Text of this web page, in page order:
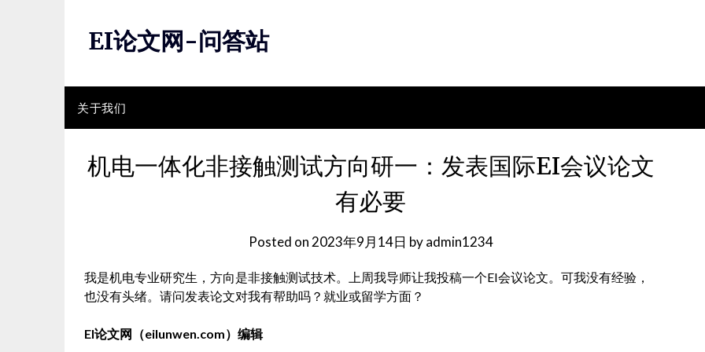
EI论文网-问答站
关于我们
机电一体化非接触测试方向研一：发表国际EI会议论文
有必要
Posted on 2023年9月14日 byadmin1234
我是机电专业研究生，方向是非接触测试技术。上周我导师让我投稿一个EI会议论文。可我没有经验，
也没有头绪。请问发表论文对我有帮助吗？就业或留学方面？
EI论文网（eilunwen.com）编辑